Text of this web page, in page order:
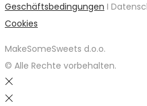
Geschäftsbedingungen I
Cookies
MakeSomeSweets d.o.o.
© Alle Rechte vorbehalten.